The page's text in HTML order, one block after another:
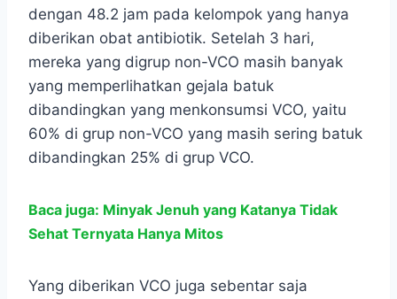
dengan 48.2 jam pada kelompok yang hanya
diberikan obat antibiotik. Setelah 3 hari,
mereka yang digrup non-VCO masih banyak
yang memperlihatkan gejala batuk
dibandingkan yang menkonsumsi VCO, yaitu
60% di grup non-VCO yang masih sering batuk
dibandingkan 25% di grup VCO.
Baca juga: Minyak Jenuh yang Katanya Tidak
Sehat Ternyata Hanya Mitos
Yang diberikan VCO juga sebentar saja